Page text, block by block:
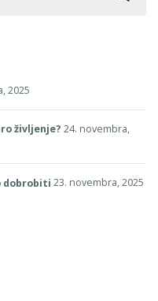
2025
življenje? 24. novembra,
dobrobiti 23. novembra, 2025